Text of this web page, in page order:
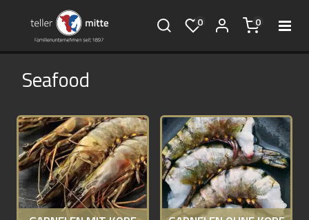
0 0
Seafood